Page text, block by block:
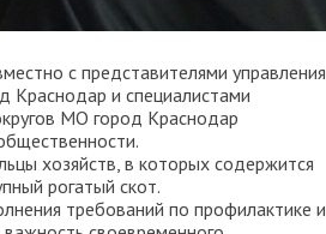
с представителями управления
Краснодар и специалистами
МО город Краснодар
хозяйств, в которых содержится
рогатый скот.
требований по профилактике и